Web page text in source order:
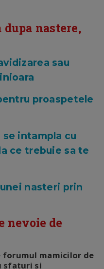
dupa nastere,
sau
proaspetele
intampla cu
ce trebuie sa te
nasteri prin
nevoie de
forumul mamicilor de
sfaturi si